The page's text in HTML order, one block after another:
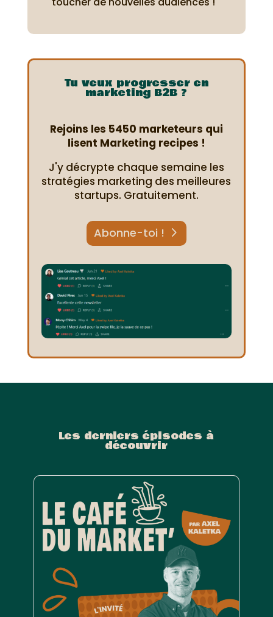
Tu veux progresser en
marketing B2B ?
Rejoins les 5450 marketeurs qui
lisent Marketing recipes !
J'y décrypte chaque semaine les
stratégies marketing des meilleures
startups. Gratuitement.
Abonne-toi !
Les derniers épisodes à
découvrir